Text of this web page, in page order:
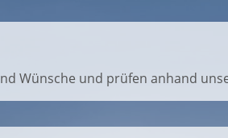
Wünsche und prüfen anhand